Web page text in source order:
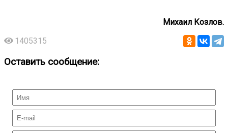
Михаил Козлов.
1405315
Оставить сообщение: